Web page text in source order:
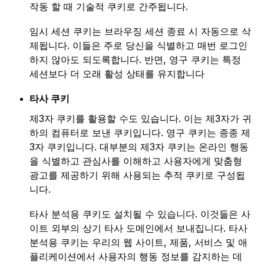
작동 할 때 기술적 쿠키로 간주됩니다.
임시 세션 쿠키는 브라우징 세션 종료 시 자동으로 삭
제됩니다. 이들은 주로 당신을 식별하고 매번 로그인
하지 않아도 되도록합니다. 반면, 영구 쿠키는 특정
세션보다 더 오래 활성 상태를 유지합니다
타사 쿠키
제3자 쿠키를 활용할 수도 있습니다. 이는 제3자가 귀
하의 컴퓨터로 보낸 쿠키입니다. 영구 쿠키는 종종 제
3자 쿠키입니다. 대부분의 제3자 쿠키는 온라인 행동
을 식별하고 관심사를 이해하고 사용자에게 맞춤형
광고를 제공하기 위해 사용되는 추적 쿠키로 구성됩
니다.
타사 분석용 쿠키도 설치될 수 있습니다. 이것들은 사
이트 외부의 상기 타사 도메인에서 보내집니다. 타사
분석용 쿠키는 우리의 웹 사이트, 제품, 서비스 및 애
플리케이션에서 사용자의 행동 정보를 감지하는 데